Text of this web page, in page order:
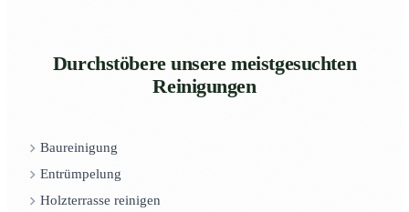
Durchstöbere unsere meistgesuchten
Reinigungen
Baureinigung
Entrümpelung
Holzterrasse reinigen